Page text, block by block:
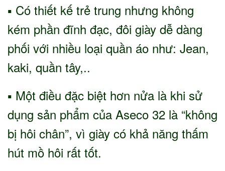
▪ Có thiết kế trẻ trung nhưng không
kém phần đĩnh đạc, đôi giày dễ dàng
phối với nhiều loại quần áo như: Jean,
kaki, quần tây,..
▪ Một điều đặc biệt hơn nửa là khi sử
dụng sản phẩm của Aseco 32 là “không
bị hôi chân”, vì giày có khả năng thấm
hút mồ hôi rất tốt.